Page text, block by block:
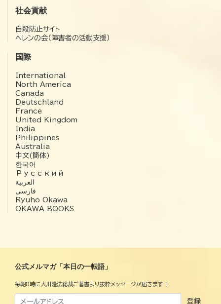
社会貢献
自殺防止サイト
ヘレンの会（障害者の活動支援）
国際
International
North America
Canada
Deutschland
France
United Kingdom
India
Philippines
Australia
中文(簡体)
한국어
Русский
العربية‏
فارسی
Ryuho Okawa
OKAWA BOOKS
公式メルマガ「本日の一転語」
毎朝8時に大川隆法総裁ご著書より抜粋メッセージが届きます！
登録